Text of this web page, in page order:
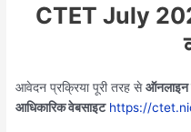
CTET July
आवेदन प्रक्रिया पूरी तरह सेऑनलाइन
आधिकारिक वेबसाइट https://